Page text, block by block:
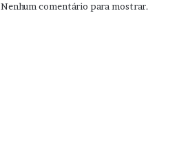
Nenhum comentário para mostrar.